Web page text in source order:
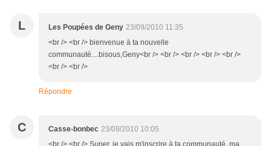
L Les Poupées de Geny 23/09/2010 11:35
<br /> <br /> bienvenue à ta nouvelle
communauté....bisous,Geny<br /> <br /> <br /> <br /> <br />
<br /> <br />
Répondre
C Casse-bonbec 23/09/2010 10:05
<br /> <br /> Super, je vais m'inscrire à ta communauté, ma